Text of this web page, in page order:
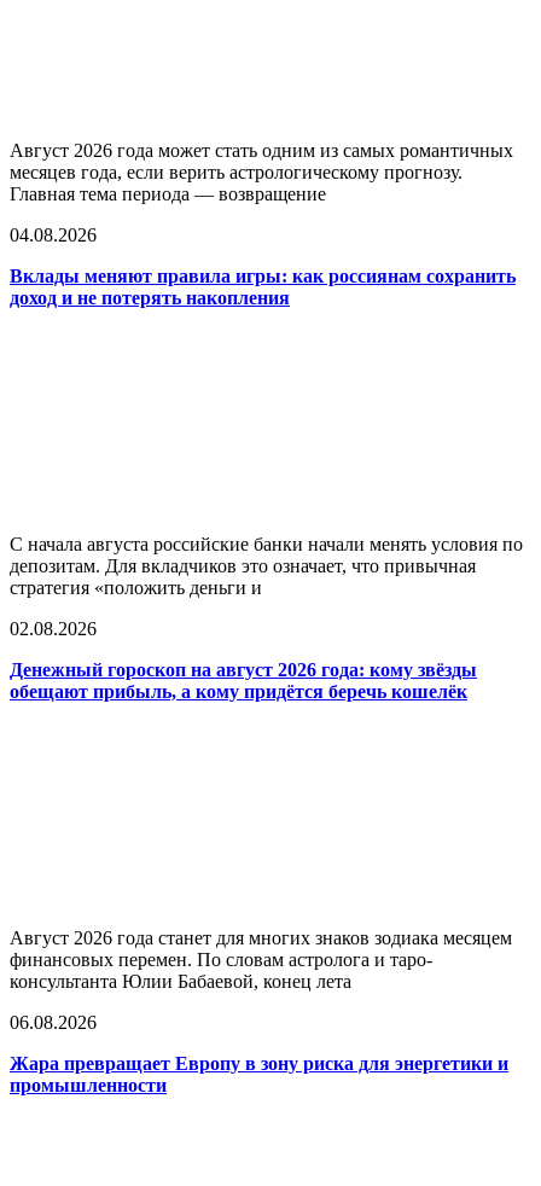
Август 2026 года может стать одним из самых романтичных
месяцев года, если верить астрологическому прогнозу.
Главная тема периода — возвращение
04.08.2026
Вклады меняют правила игры: как россиянам сохранить
доход и не потерять накопления
С начала августа российские банки начали менять условия по
депозитам. Для вкладчиков это означает, что привычная
стратегия «положить деньги и
02.08.2026
Денежный гороскоп на август 2026 года: кому звёзды
обещают прибыль, а кому придётся беречь кошелёк
Август 2026 года станет для многих знаков зодиака месяцем
финансовых перемен. По словам астролога и таро-
консультанта Юлии Бабаевой, конец лета
06.08.2026
Жара превращает Европу в зону риска для энергетики и
промышленности